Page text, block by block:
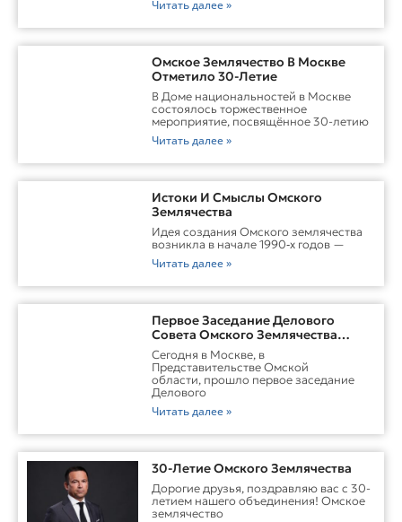
Читать далее »
Омское Землячество В Москве
Отметило 30-Летие
В Доме национальностей в Москве
состоялось торжественное
мероприятие, посвящённое 30-летию
Читать далее »
Истоки И Смыслы Омского
Землячества
Идея создания Омского землячества
возникла в начале 1990‑х годов —
Читать далее »
Первое Заседание Делового
Совета Омского Землячества
Прошло С Участием Губернатора
Омской Области
Сегодня в Москве, в
Представительстве Омской
области, прошло первое заседание
Делового
Читать далее »
30-Летие Омского Землячества
Дорогие друзья, поздравляю вас с 30-
летием нашего объединения! Омское
землячество